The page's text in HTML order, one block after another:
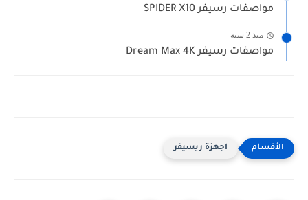
مواصفات رسيفر SPIDER X10
منذ 2 سنة
مواصفات رسيفر Dream Max 4K
اجهزة ريسيفر